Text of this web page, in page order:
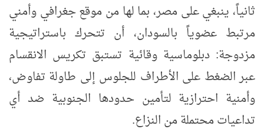
ثانياً، ينبغي على مصر، بما لها من موقع جغرافي وأمني
مرتبط عضوياً بالسودان، أن تتحرك باستراتيجية
مزدوجة: دبلوماسية وقائية تستبق تكريس الانقسام
عبر الضغط على الأطراف للجلوس إلى طاولة تفاوض،
وأمنية احترازية لتأمين حدودها الجنوبية ضد أي
تداعيات محتملة من النزاع.